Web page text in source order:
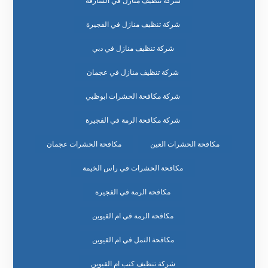
شركة تنظيف منازل في الفجيرة
شركة تنظيف منازل في دبي
شركة تنظيف منازل في عجمان
شركة مكافحة الحشرات ابوظبي
شركة مكافحة الرمة في الفجيرة
مكافحة الحشرات العين مكافحة الحشرات عجمان
مكافحة الحشرات في راس الخيمة
مكافحة الرمة في الفجيرة
مكافحة الرمة في ام القيوين
مكافحة النمل في ام القيوين